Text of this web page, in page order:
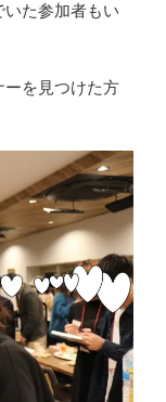
た参加者もい
を見つけた方